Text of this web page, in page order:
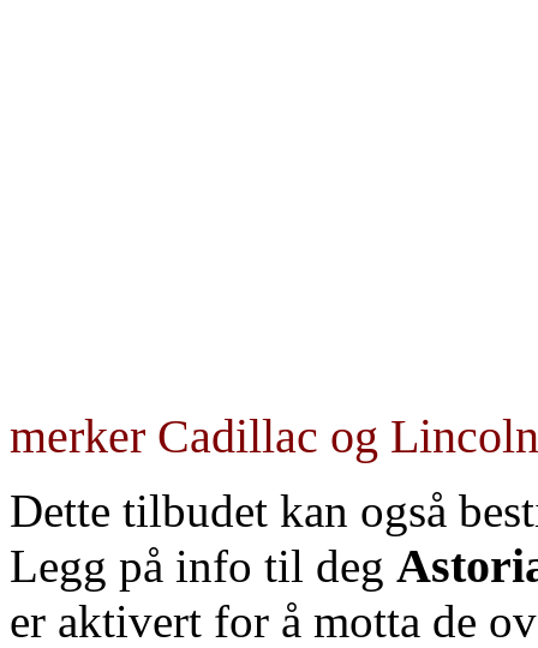
merker Cadillac og Lincoln
Dette tilbudet kan også
Legg på info til deg
er aktivert for å motta de